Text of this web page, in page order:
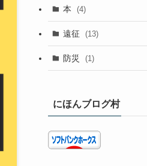
本 (4)
遠征 (13)
防災 (1)
にほんブログ村